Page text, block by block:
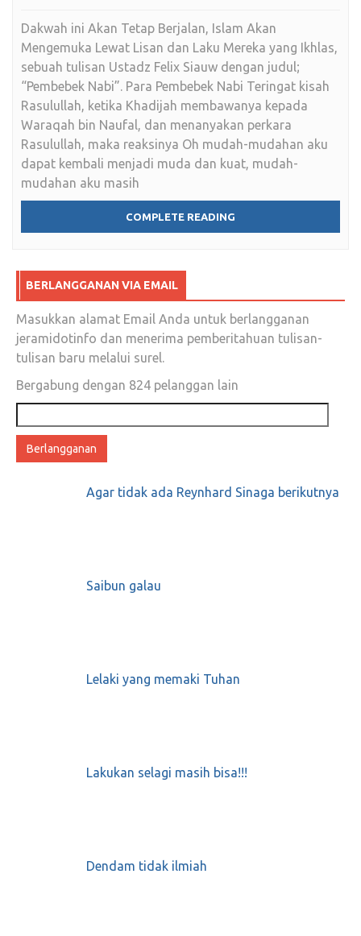
Dakwah ini Akan Tetap Berjalan, Islam Akan
Mengemuka Lewat Lisan dan Laku Mereka yang Ikhlas,
sebuah tulisan Ustadz Felix Siauw dengan judul;
“Pembebek Nabi”. Para Pembebek Nabi Teringat kisah
Rasulullah, ketika Khadijah membawanya kepada
Waraqah bin Naufal, dan menanyakan perkara
Rasulullah, maka reaksinya Oh mudah-mudahan aku
dapat kembali menjadi muda dan kuat, mudah-
mudahan aku masih
COMPLETE READING
BERLANGGANAN VIA EMAIL
Masukkan alamat Email Anda untuk berlangganan
jeramidotinfo dan menerima pemberitahuan tulisan-
tulisan baru melalui surel.
Bergabung dengan 824 pelanggan lain
email
Agar tidak ada Reynhard Sinaga berikutnya
Saibun galau
Lelaki yang memaki Tuhan
Lakukan selagi masih bisa!!!
Dendam tidak ilmiah